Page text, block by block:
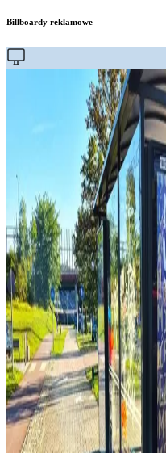
Billboardy reklamowe